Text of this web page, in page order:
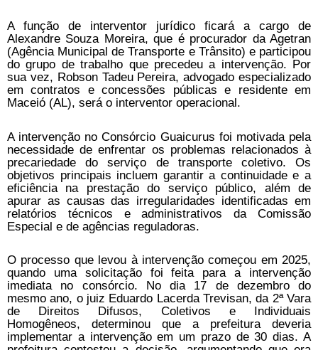
A função de interventor jurídico ficará a cargo de
Alexandre Souza Moreira, que é procurador da Agetran
(Agência Municipal de Transporte e Trânsito) e participou
do grupo de trabalho que precedeu a intervenção. Por
sua vez, Robson Tadeu Pereira, advogado especializado
em contratos e concessões públicas e residente em
Maceió (AL), será o interventor operacional.
A intervenção no Consórcio Guaicurus foi motivada pela
necessidade de enfrentar os problemas relacionados à
precariedade do serviço de transporte coletivo. Os
objetivos principais incluem garantir a continuidade e a
eficiência na prestação do serviço público, além de
apurar as causas das irregularidades identificadas em
relatórios técnicos e administrativos da Comissão
Especial e de agências reguladoras.
O processo que levou à intervenção começou em 2025,
quando uma solicitação foi feita para a intervenção
imediata no consórcio. No dia 17 de dezembro do
mesmo ano, o juiz Eduardo Lacerda Trevisan, da 2ª Vara
de Direitos Difusos, Coletivos e Individuais
Homogêneos, determinou que a prefeitura deveria
implementar a intervenção em um prazo de 30 dias. A